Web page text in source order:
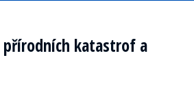
přírodních katastrof a